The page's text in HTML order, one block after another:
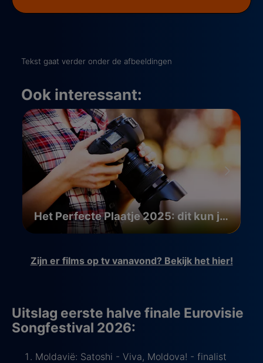
Tekst gaat verder onder de afbeeldingen
Ook interessant:
Het Perfecte Plaatje 2025: dit kun je verwachten
Zijn er films op tv vanavond? Bekijk het hier!
Uitslag eerste halve finale Eurovisie
Songfestival 2026:
Moldavië: Satoshi - Viva, Moldova! - finalist